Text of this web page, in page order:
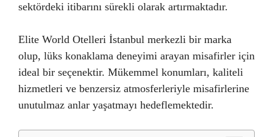
sektördeki itibarını sürekli olarak artırmaktadır.
Elite World Otelleri İstanbul merkezli bir marka
olup, lüks konaklama deneyimi arayan misafirler için
ideal bir seçenektir. Mükemmel konumları, kaliteli
hizmetleri ve benzersiz atmosferleriyle misafirlerine
unutulmaz anlar yaşatmayı hedeflemektedir.